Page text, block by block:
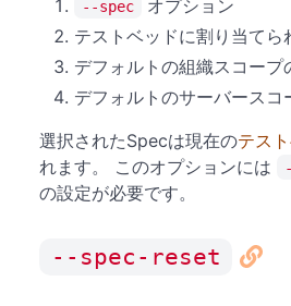
--spec
オプション
テストベッドに割り当てら
デフォルトの組織スコープ
デフォルトのサーバースコ
選択されたSpecは現在のテス
れます。 このオプションには
の設定が必要です。
--spec-reset